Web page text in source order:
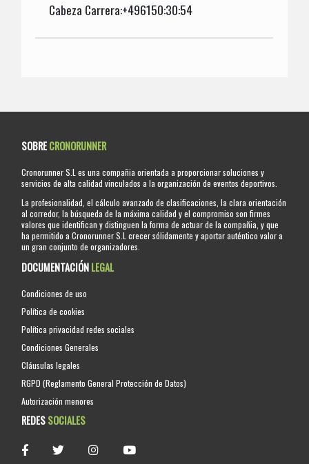
Cabeza Carrera:+496150:30:54
SOBRECRONORUNNER
Cronorunner S.L es una compañia orientada a proporcionar soluciones y
servicios de alta calidad vinculados a la organización de eventos deportivos.
La profesionalidad, el cálculo avanzado de clasificaciones, la clara orientación
al corredor, la búsqueda de la máxima calidad y el compromiso son firmes
valores que identifican y distinguen la forma de actuar de la compañia, y que
ha permitido a Cronorunner S.L crecer sólidamente y aportar auténtico valor a
un gran conjunto de organizadores.
DOCUMENTACIÓNLEGAL
Condiciones de uso
Política de cookies
Política privacidad redes sociales
Condiciones Generales
Cláusulas legales
RGPD (Reglamento General Protección de Datos)
Autorización menores
REDESSOCIALES